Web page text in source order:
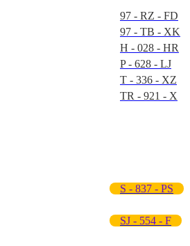
97 - RZ - FD
97 - TB - XK
H - 028 - HR
P - 628 - LJ
T - 336 - XZ
TR - 921 - X
S - 837 - PS
SJ - 554 - F